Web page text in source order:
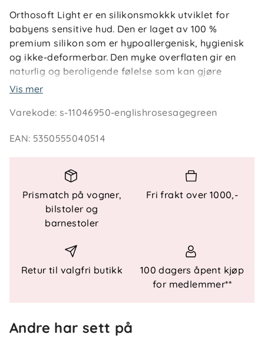
Orthosoft Light er en silikonsmokkk utviklet for
babyens sensitive hud. Den er laget av 100 %
premium silikon som er hypoallergenisk, hygienisk
og ikke-deformerbar. Den myke overflaten gir en
naturlig og beroligende følelse som kan gjøre
overgangen mellom amming og smokk enklere.
Skjoldet har ventilasjonshull som gir luftsirkulasjon
hudirritasjon. Smokkens form er skånsom og
gane. Det medfølgende SteriCase-etuiet gjør det
enkelt å sterilisere smokken i mikrobølgeovn og
oppbevare den rent når den ikke er i bruk.
100 % premium silikon
Hypoallergenisk og ikke-deformerbar
Vis mer
Varekode:s-11046950-englishrosesagegreen
EAN: 5350555040514
Prismatch på vogner,
bilstoler og
barnestoler
Fri frakt over 1000,-
Retur til valgfri butikk
100 dagers åpent kjøp
for medlemmer**
Andre har sett på